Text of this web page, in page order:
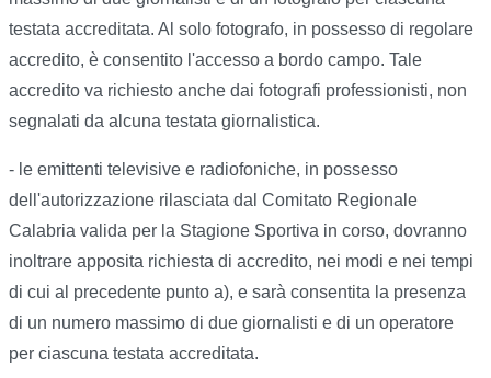
testata accreditata. Al solo fotografo, in possesso di regolare
accredito, è consentito l'accesso a bordo campo. Tale
accredito va richiesto anche dai fotografi professionisti, non
segnalati da alcuna testata giornalistica.
- le emittenti televisive e radiofoniche, in possesso
dell'autorizzazione rilasciata dal Comitato Regionale
Calabria valida per la Stagione Sportiva in corso, dovranno
inoltrare apposita richiesta di accredito, nei modi e nei tempi
di cui al precedente punto a), e sarà consentita la presenza
di un numero massimo di due giornalisti e di un operatore
per ciascuna testata accreditata.